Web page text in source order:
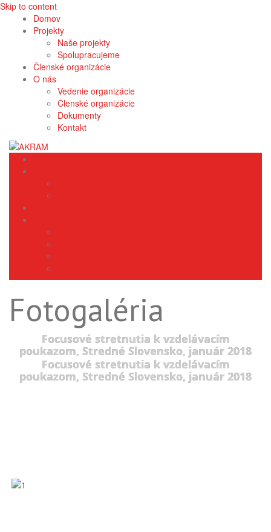
Skip to content
Domov
Projekty
Naše projekty
Spolupracujeme
Členské organizácie
O nás
Vedenie organizácie
Členské organizácie
Dokumenty
Kontakt
Fotogaléria
Focusové stretnutia k vzdelávacím
poukazom, Stredné Slovensko, január 2018
Focusové stretnutia k vzdelávacím
poukazom, Stredné Slovensko, január 2018